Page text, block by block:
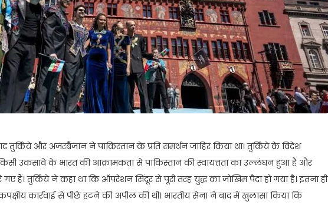
और अजरबैजान ने पाकिस्तान के प्रति समर्थन जाहिर किया था। तुर्किये के विदेश
उकसावे के भारत की आक्रामकता से पाकिस्तान की स्वायत्तता का उल्लंघन हुआ है और
हैं। तुर्किये ने कहा था कि ऑपरेशन सिंदूर से पूरी तरह युद्ध का जोखिम पैदा हो गया है। इतना ही
कार्रवाई से पीछे हटने की अपील की थी। भारतीय सेना ने बाद में खुलासा किया कि